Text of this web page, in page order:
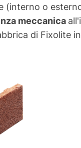
(interno o
meccanica
di Fixolite